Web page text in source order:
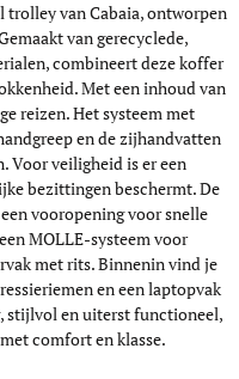
trolley van Cabaia, ontworpen
van gerecyclede,
combineert deze koffer
Met een inhoud van
reizen. Het systeem met
en de zijhandvatten
Voor veiligheid is er een
bezittingen beschermt. De
vooropening voor snelle
MOLLE-systeem voor
met rits. Binnenin vind je
en een laptopvak
stijlvol en uiterst functioneel,
comfort en klasse.